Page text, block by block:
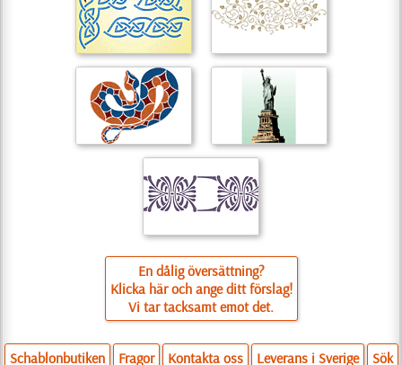
En dålig översättning?
Klicka här och ange ditt förslag!
Vi tar tacksamt emot det.
Schablonbutiken Fragor Kontakta oss Leverans i Sverige Sök